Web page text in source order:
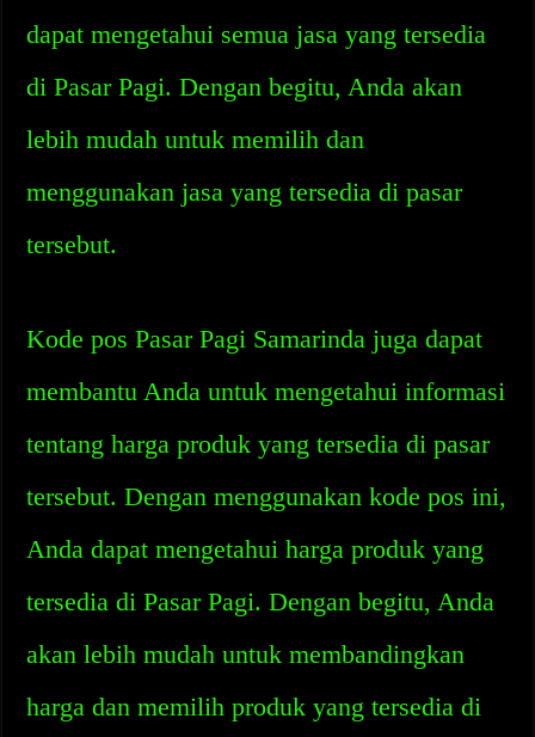
dapat mengetahui semua jasa yang tersedia
di Pasar Pagi. Dengan begitu, Anda akan
lebih mudah untuk memilih dan
menggunakan jasa yang tersedia di pasar
tersebut.
Kode pos Pasar Pagi Samarinda juga dapat
membantu Anda untuk mengetahui informasi
tentang harga produk yang tersedia di pasar
tersebut. Dengan menggunakan kode pos ini,
Anda dapat mengetahui harga produk yang
tersedia di Pasar Pagi. Dengan begitu, Anda
akan lebih mudah untuk membandingkan
harga dan memilih produk yang tersedia di